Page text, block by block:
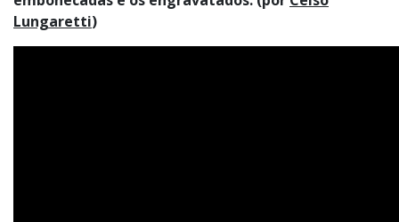
Lungaretti)